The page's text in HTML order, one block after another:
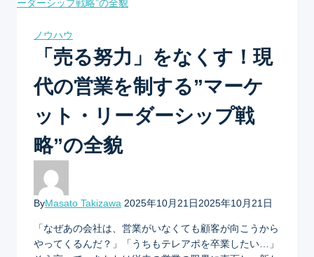
ノウハウ
「売る努力」をなくす！現
代の営業を制する”マーケ
ット・リーダーシップ戦
略”の全貌
ByMasato Takizawa 2025年10月21日2025年10月21日
「なぜあの会社は、営業がいなくても顧客が向こうから
やってくるんだ？」「うちもテレアポを卒業したい…」